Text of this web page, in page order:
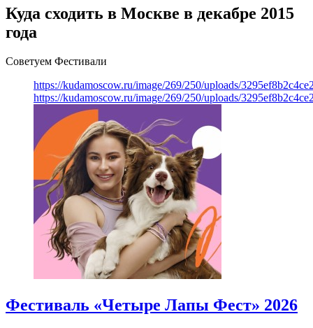
Куда сходить в Москве в декабре 2015
года
Советуем Фестивали
https://kudamoscow.ru/image/269/250/uploads/
https://kudamoscow.ru/image/269/250/uploads/
Фестиваль «Четыре Лапы Фест» 2026